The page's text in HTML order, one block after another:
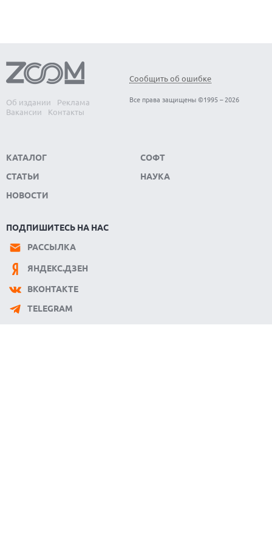
Об издании
Реклама
Вакансии
Контакты
Сообщить об ошибке
Все права защищены ©1995 – 2026
КАТАЛОГ
СТАТЬИ
НОВОСТИ
СОФТ
НАУКА
ПОДПИШИТЕСЬ НА НАС
РАССЫЛКА
ЯНДЕКС.ДЗЕН
ВКОНТАКТЕ
TELEGRAM